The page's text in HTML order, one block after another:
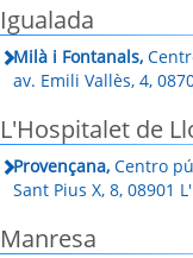
Igualada
Milà i Fontanals,
av. Emili Vallès, 4,
L'Hospitalet de
Provençana, Centro
Sant Pius X, 8, 08901
Manresa